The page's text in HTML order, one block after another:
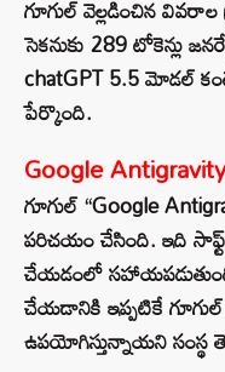
గూగుల్ వెల్లడించిన
సెకనుకు 289 టోకెన్లు
chatGPT 5.5 మోడల్
పేర్కొంది.
Google
గూగుల్ “Google
పరిచయం చేసింది. ఇది
చేయడంలో
చేయడానికి ఇప్పటికే గూగుల్
ఉపయోగిస్తున్నాయని సంస్థ